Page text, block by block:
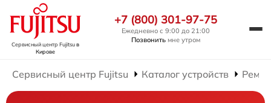
Сервисный центр Fujitsuв
Кирове
+7 (800) 301-97-75
Ежедневно с 9:00 до 21:00
Позвонить мне утром
Сервисный центр Fujitsu Каталог устройств